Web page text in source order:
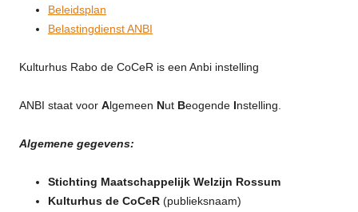
Beleidsplan
Belastingdienst ANBI
Kulturhus Rabo de CoCeR is een Anbi instelling
ANBI staat voor Algemeen Nut Beogende Instelling.
Algemene gegevens:
Stichting Maatschappelijk Welzijn Rossum
Kulturhus de CoCeR (publieksnaam)